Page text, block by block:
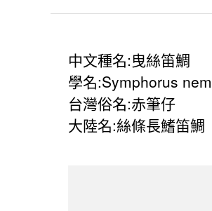
中文種名:曳絲笛鯛
學名:Symphorus
台灣俗名:赤筆仔
大陸名:絲條長鰭笛鯛